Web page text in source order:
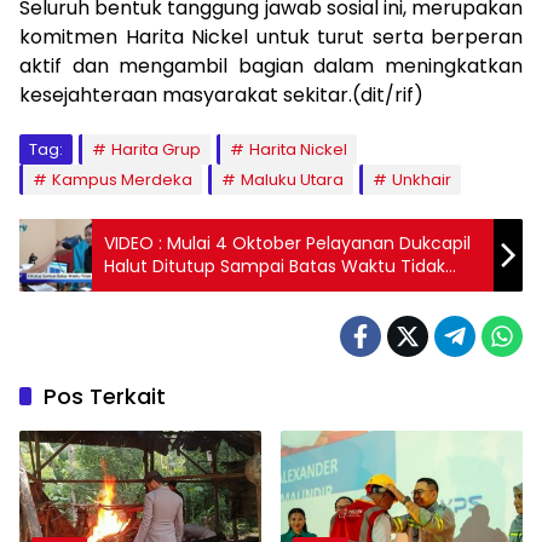
Seluruh bentuk tanggung jawab sosial ini, merupakan
komitmen Harita Nickel untuk turut serta berperan
aktif dan mengambil bagian dalam meningkatkan
kesejahteraan masyarakat sekitar.(dit/rif)
Tag: Harita Grup
Harita Nickel
Kampus Merdeka
Maluku Utara Unkhair
VIDEO : Mulai 4 Oktober Pelayanan Dukcapil
Halut Ditutup Sampai Batas Waktu Tidak
Ditentukan, Ada Apa?
Pos Terkait